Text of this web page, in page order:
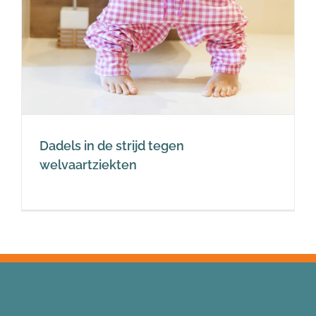
Dadels in de strijd tegen
welvaartziekten